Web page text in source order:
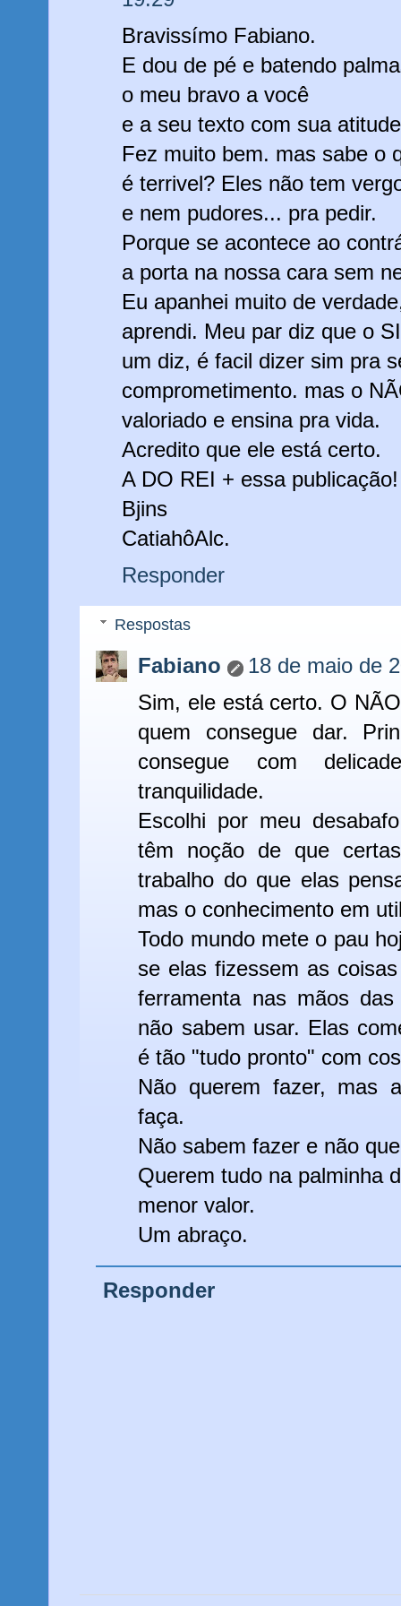
Bravissímo Fabiano.
E dou de pé e batendo
o meu bravo a você
e a seu texto com sua
Fez muito bem. mas sabe o
é terrivel? Eles não tem
e nem pudores... pra pedir.
Porque se acontece ao
a porta na nossa cara sem
Eu apanhei muito de
aprendi. Meu par diz que o
um diz, é facil dizer sim pra
comprometimento. mas o
valoriado e ensina pra vida.
Acredito que ele está certo.
A DO REI + essa publicação!
Bjins
CatiahôAlc.
Responder
Respostas
Fabiano
18 de maio de
Sim, ele está certo. O
quem consegue dar.
consegue com
tranquilidade.
Escolhi por meu
têm noção de que
trabalho do que elas
mas o conhecimento em
Todo mundo mete o pau
se elas fizessem as
ferramenta nas mãos
não sabem usar. Elas
é tão "tudo pronto" com
Não querem fazer, mas
faça.
Não sabem fazer e não
Querem tudo na palminha
menor valor.
Um abraço.
Responder